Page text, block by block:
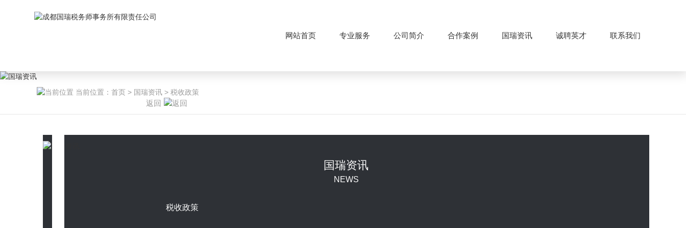
网站首页 专业服务 公司简介 合作案例 国瑞资讯 诚聘英才 联系我们
当前位置： 首页 > 国瑞资讯 > 税收政策
返回
国瑞资讯
NEWS
税收政策